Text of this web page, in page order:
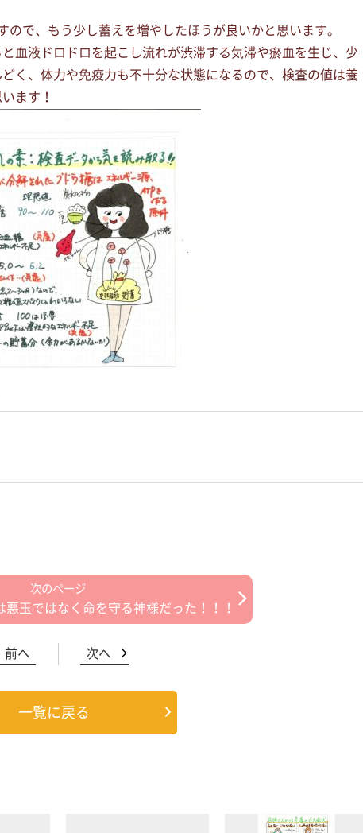
で、もう少し蓄えを増やしたほうが良いかと思います。
血液ドロドロを起こし流れが渋滞する気滞や瘀血を生じ、少
く、体力や免疫力も不十分な状態になるので、検査の値は養
ます！
玉ではなく命を守る神様だった！！！
前へ 次へ
一覧に戻る